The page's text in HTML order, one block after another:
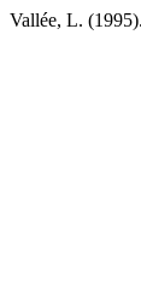
Vallée, L.